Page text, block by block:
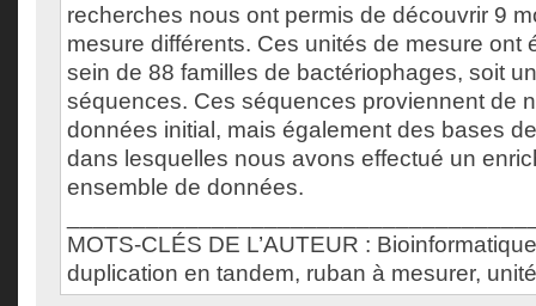
recherches nous ont permis de découvrir 9
mesure différents. Ces unités de mesure ont
sein de 88 familles de bactériophages, soit
séquences. Ces séquences proviennent de
données initial, mais également des bases
dans lesquelles nous avons effectué un
ensemble de données.
MOTS-CLÉS DE L’AUTEUR :
duplication en tandem, ruban à mesurer,